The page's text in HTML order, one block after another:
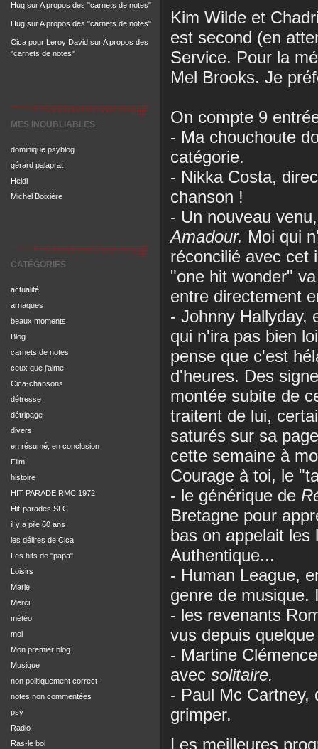
Hug surA propos des "carnets de notes"
Hug surA propos des "carnets de notes"
Cica pour Leroy David surA propos des
"carnets de notes"
MES INOUBLIABLES
dominique psyblog
gérard palaprat
Heidi
Michel Boixière
CATÉGORIES
actualité
arnaques
beaux moments
Blog
carnets de notes
ceux que j'aime
Cica-chansons
détresse
détripage
divers
en résumé, en conclusion
Film
histoire
HIT PARADE RMC 1972
Hit-parades SLC
il y a pile 60 ans
les délires de Cica
Les hits de "papa"
Loisirs
Marie
Merci
météo
moi
Mon premier blog
Musique
non politiquement correct
notes non commentées
psy
Radio
Ras-le bol
Kim Wilde et
est second (en
Service. Pour la
Mel Brooks. Je
On compte 9
- Ma chouchoute
catégorie.
- Nikka Costa,
chanson !
- Un nouveau
Amadour. Moi qui
réconcilié avec cet
"one hit wonder"
entre directement
- Johnny Hallyday,
qui n'ira pas bien
pense que c'est
d'heures. Des
montée subite de
traitent de lui,
saturés sur sa
cette semaine à
Courage à toi, le
- le générique de
Bretagne pour
bas on appelait
Authentique...
- Human League,
genre de musique.
- les revenants
vus depuis
- Martine
avec solitaire.
- Paul Mc Cartney,
grimper.
Les meilleures